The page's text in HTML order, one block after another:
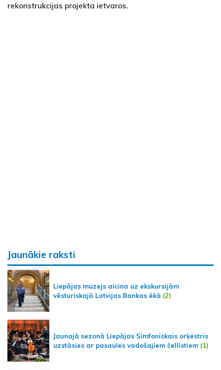
rekonstrukcijas projekta ietvaros.
Jaunākie raksti
Liepājas muzejs aicina uz ekskursijām
vēsturiskajā Latvijas Bankas ēkā (2)
Jaunajā sezonā Liepājas Simfoniskais orķestris
uzstāsies ar pasaules vadošajiem čellistiem (1)